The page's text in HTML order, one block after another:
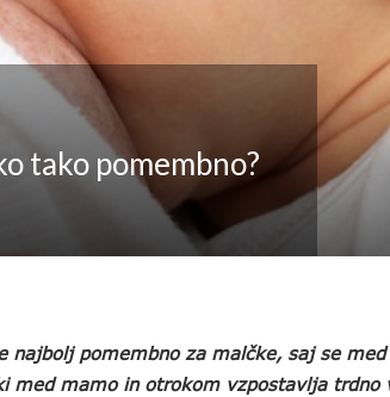
tako pomembno?
najbolj pomembno za malčke, saj se
med mamo in otrokom vzpostavlja trdno